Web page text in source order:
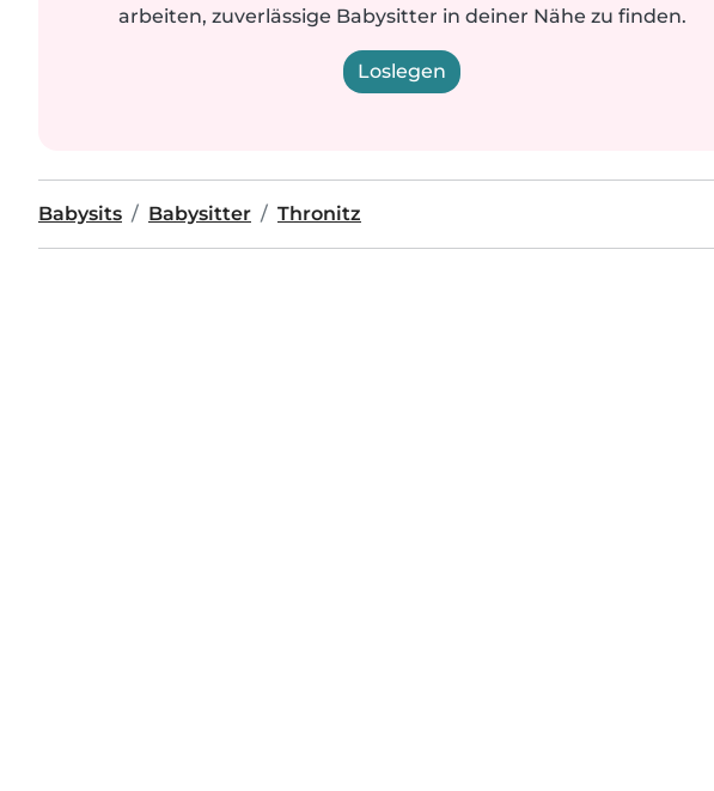
arbeiten, zuverlässige Babysitter in deiner Nähe zu finden.
Loslegen
Babysits Babysitter Thronitz